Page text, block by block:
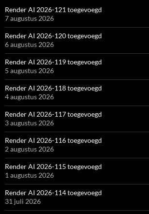
Render AI 2026-121 toegevoegd
7 augustus 2026
Render AI 2026-120 toegevoegd
6 augustus 2026
Render AI 2026-119 toegevoegd
5 augustus 2026
Render AI 2026-118 toegevoegd
4 augustus 2026
Render AI 2026-117 toegevoegd
3 augustus 2026
Render AI 2026-116 toegevoegd
2 augustus 2026
Render AI 2026-115 toegevoegd
1 augustus 2026
Render AI 2026-114 toegevoegd
31 juli 2026